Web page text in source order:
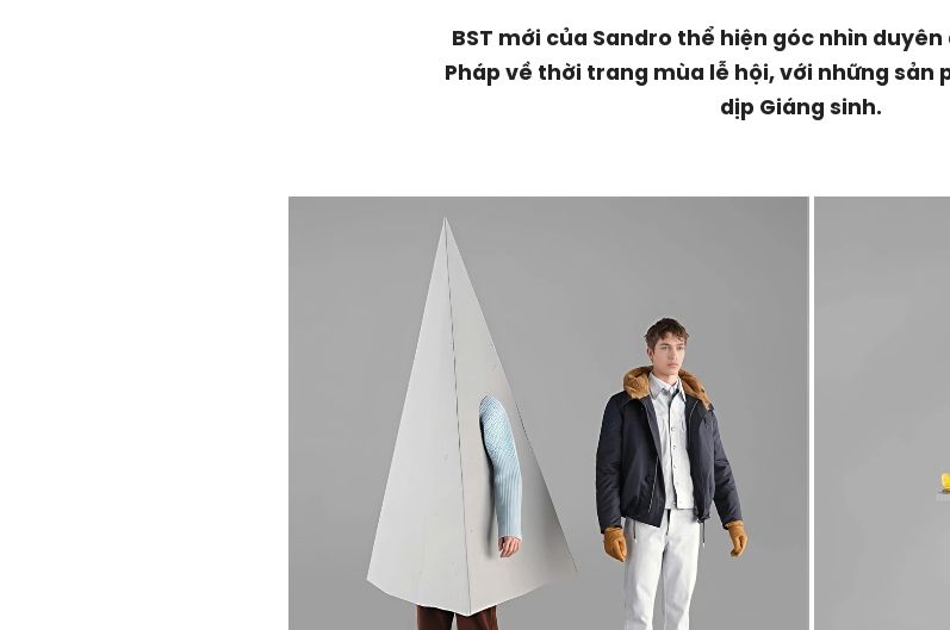
BST mới của Sandro thể hiện góc nhìn
Pháp về thời trang mùa lễ hội, với những sản
dịp Giáng sinh.